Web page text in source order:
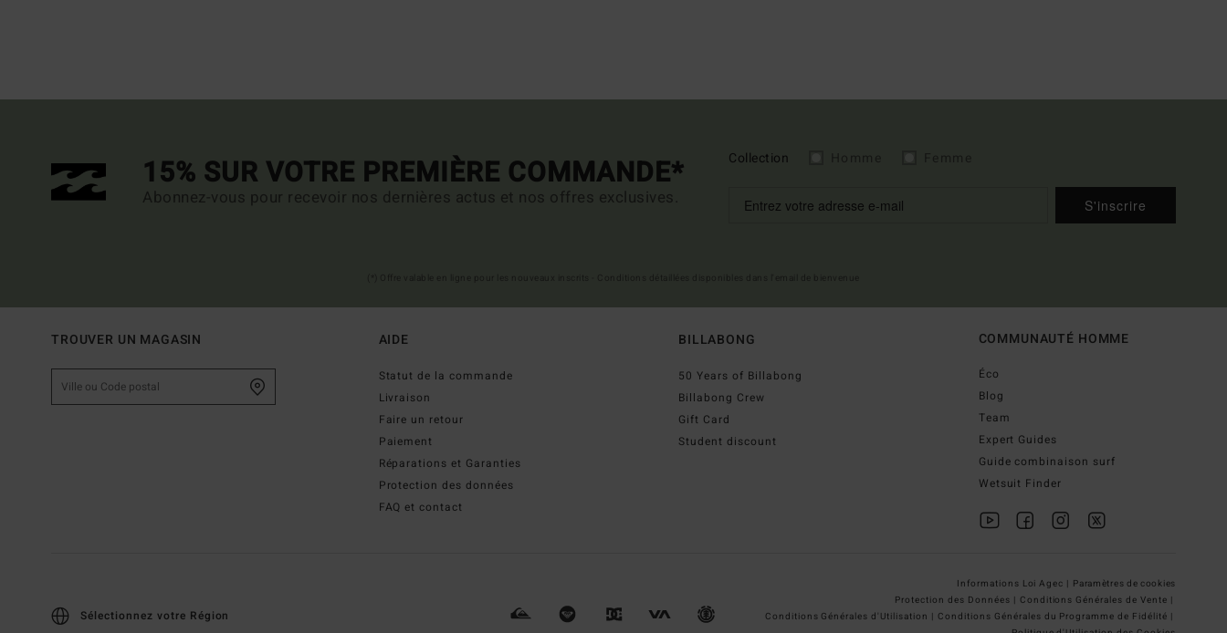
15% SUR VOTRE PREMIÈRE COMMANDE*
Abonnez-vous pour recevoir nos dernières actus et nos offres exclusives.
Collection
S'inscrire
TROUVER UN MAGASIN AIDE
Statut de la commande
Livraison
Faire un retour
Paiement
Réparations et Garanties
Protection des données
FAQ et contact
BILLABONG
50 Years of Billabong
Billabong Crew
Gift Card
Student discount
COMMUNAUTÉ HOMME
Éco
Blog
Team
Expert Guides
Guide combinaison surf
Wetsuit Finder
Sélectionnez votre Région
Informations Loi Agec | Paramètres de cookies
Protection des Données | Conditions Générales de Vente |
Conditions Générales d'Utilisation | Conditions Générales du Programme de Fidélité |